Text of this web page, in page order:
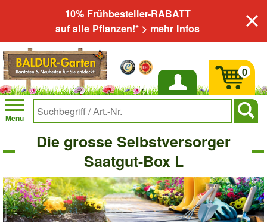
10% Frühbesteller-RABATT
auf alle Pflanzen!* > mehr Infos
Anmelden
Menu
0
Die grosse Selbstversorger
Saatgut-Box L